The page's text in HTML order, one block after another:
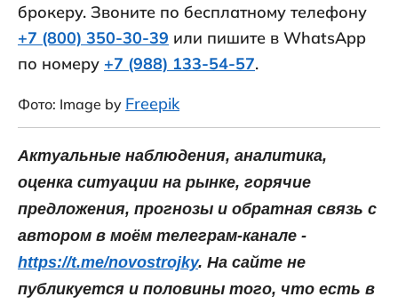
брокеру. Звоните по бесплатному телефону
+7 (800) 350-30-39 или пишите в WhatsApp
по номеру +7 (988) 133-54-57.
Фото: Image by Freepik
Актуальные наблюдения, аналитика,
оценка ситуации на рынке, горячие
предложения, прогнозы и обратная связь с
автором в моём телеграм-канале -
https://t.me/novostrojky. На сайте не
публикуется и половины того, что есть в